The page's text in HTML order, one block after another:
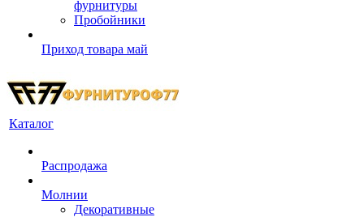
фурнитуры
Пробойники
Приход товара май
Каталог
Распродажа
Молнии
Декоративные